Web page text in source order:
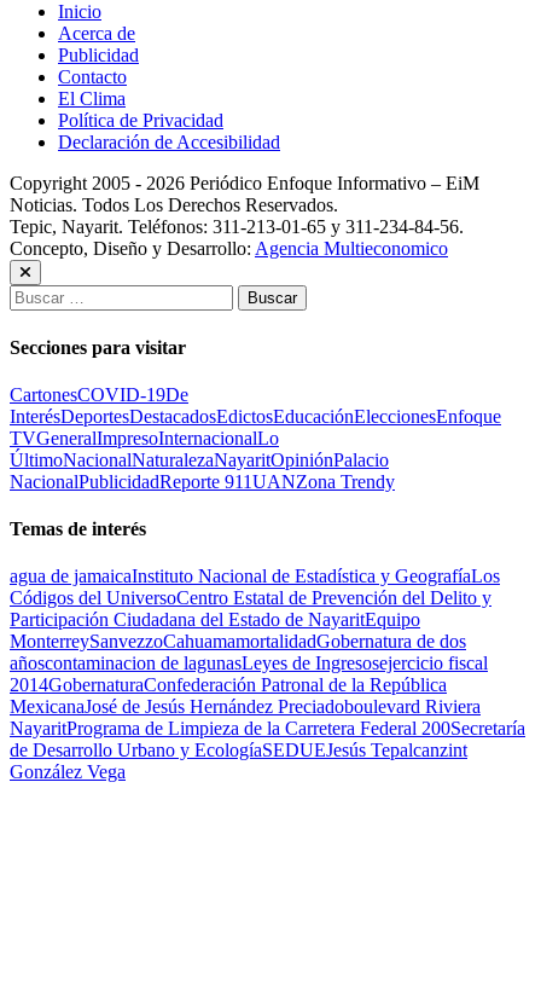
Inicio
Acerca de
Publicidad
Contacto
El Clima
Política de Privacidad
Declaración de Accesibilidad
Copyright 2005 - 2026 Periódico Enfoque Informativo – EiM
Noticias. Todos Los Derechos Reservados.
Tepic, Nayarit. Teléfonos: 311-213-01-65 y 311-234-84-56.
Concepto, Diseño y Desarrollo: Agencia Multieconomico
Buscar:
Secciones para visitar
CartonesCOVID-19De
InterésDeportesDestacadosEdictosEducaciónEleccionesEnfoque
TVGeneralImpresoInternacionalLo
ÚltimoNacionalNaturalezaNayaritOpiniónPalacio
NacionalPublicidadReporte 911UANZona Trendy
Temas de interés
agua de jamaicaInstituto Nacional de Estadística y GeografíaLos
Códigos del UniversoCentro Estatal de Prevención del Delito y
Participación Ciudadana del Estado de NayaritEquipo
MonterreySanvezzoCahuamamortalidadGobernatura de dos
añoscontaminacion de lagunasLeyes de Ingresosejercicio fiscal
2014GobernaturaConfederación Patronal de la República
MexicanaJosé de Jesús Hernández Preciadoboulevard Riviera
NayaritPrograma de Limpieza de la Carretera Federal 200Secretaría
de Desarrollo Urbano y EcologíaSEDUEJesús Tepalcanzint
González Vega